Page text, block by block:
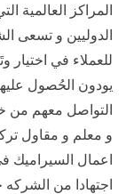
المراكز العالمية
الدوليين و تسعى
للعملاء في اختيار
يودون الحُصول
التواصل معهم من
و معلم و مقاول
اعمال السيراميك
اجتهادا من الشركه